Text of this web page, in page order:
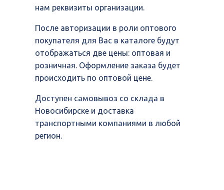
нам реквизиты организации.
После авторизации в роли оптового
покупателя для Вас в каталоге будут
отображаться две цены: оптовая и
розничная. Оформление заказа будет
происходить по оптовой цене.
Доступен самовывоз со склада в
Новосибирске и доставка
транспортными компаниями в любой
регион.